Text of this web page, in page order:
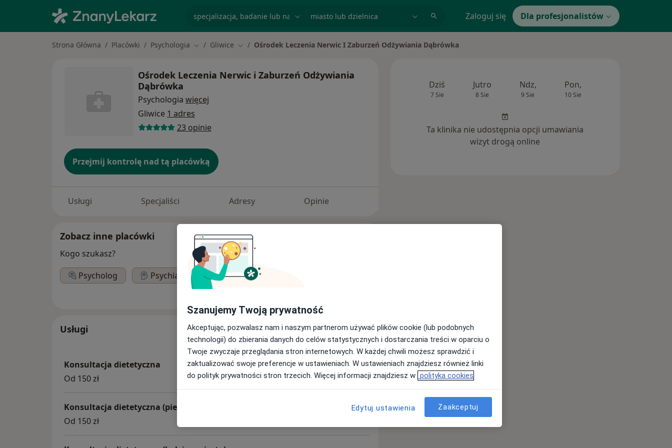
Zaloguj się Dla profesjonalistów
Strona Główna Placówki Psychologia Zmień miasto
Gliwice Zmień miasto
Ośrodek Leczenia Nerwic I Zaburzeń Odżywiania Dąbrówka
Ośrodek Leczenia Nerwic i Zaburzeń Odżywiania
Dąbrówka
Psychologia więcej
Gliwice 1 adres
23 opinie
Przejmij kontrolę nad tą placówką
Usługi Specjaliści Adresy Opinie
Zobacz inne placówki
Kogo szukasz?
Psycholog
Psychiatra Dietetyk
Usługi
Konsultacja dietetyczna
Od 150 zł
Konsultacja dietetyczna (pierwsza wizyta)
Od 150 zł
Dziś
7 Sie
Jutro
8 Sie
Ndz,
9 Sie
Pon,
10 Sie
Ta klinika nie udostępnia opcji umawiania
wizyt drogą online
Szanujemy Twoją prywatność
Akceptując, pozwalasz nam i naszym partnerom używać plików cookie (lub podobnych
technologii) do zbierania danych do celów statystycznych i dostarczania treści w oparciu o
Twoje zwyczaje przeglądania stron internetowych. W każdej chwili możesz sprawdzić i
zaktualizować swoje preferencje w ustawieniach. W ustawieniach znajdziesz również linki
do polityk prywatności stron trzecich. Więcej informacji znajdziesz w polityka cookies
Edytuj ustawienia Zaakceptuj